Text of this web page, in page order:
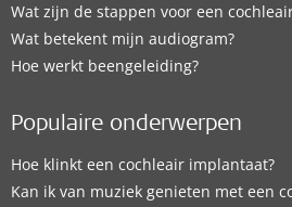
Wat zijn de stappen voor een
Wat betekent mijn audiogram?
Hoe werkt beengeleiding?
Populaire onderwerpen
Hoe klinkt een cochleair implantaat?
Kan ik van muziek genieten met een